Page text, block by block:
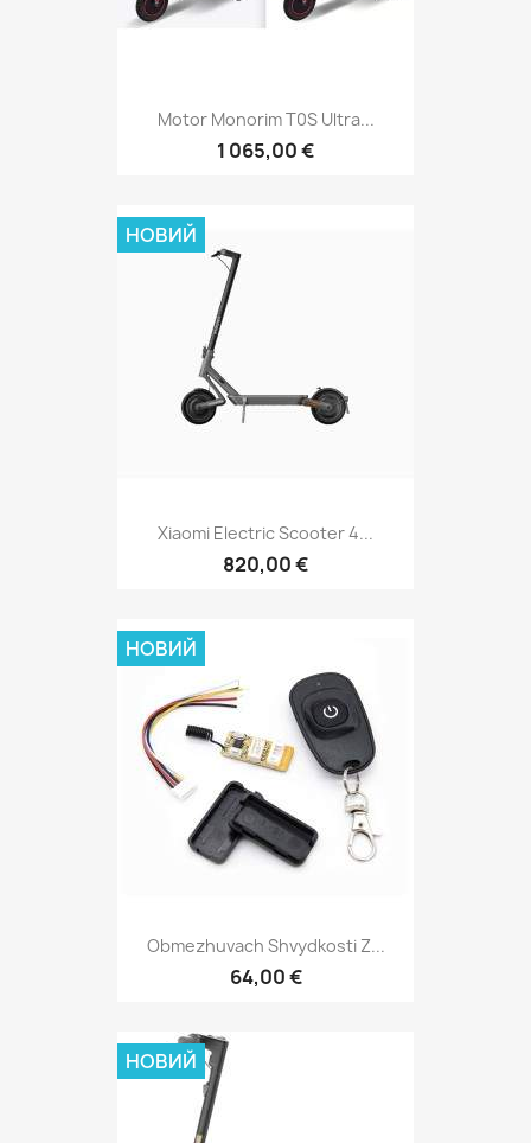
Motor Monorim T0S Ultra...
1 065,00 €
Xiaomi Electric Scooter 4...
820,00 €
НОВИЙ
Obmezhuvach Shvydkosti Z...
64,00 €
НОВИЙ
НОВИЙ